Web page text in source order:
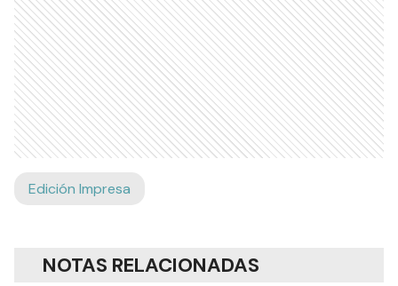
Edición Impresa
NOTAS RELACIONADAS